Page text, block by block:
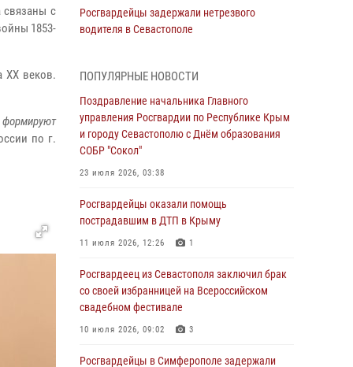
связаны с
1853-
ХХ веков.
формируют
по г.
Росгвардейцы задержали нетрезвого
водителя в Севастополе
Росгвардейцы в Севастополе дважды
задержали крымчанина при попытке кражи
04 августа 2026, 12:52
В Симферополе сотрудники Росгвардии
задержали нетрезвого мужчину
Росгвардия в Крыму и Севастополе
задержала ряд правонарушителей
В Симферополе росгвардейцы задержали
гражданина, подозреваемого в совершении
серии краж
ПОПУЛЯРНЫЕ НОВОСТИ
Поздравление начальника Главного
управления Росгвардии по Республике Крым
и городу Севастополю с Днём образования
СОБР "Сокол"
23 июля 2026, 03:38
Росгвардейцы оказали помощь
пострадавшим в ДТП в Крыму
11 июля 2026, 12:26 1
Росгвардеец из Севастополя заключил брак
со своей избранницей на Всероссийском
свадебном фестивале
10 июля 2026, 09:02 3
Росгвардейцы в Симферополе задержали